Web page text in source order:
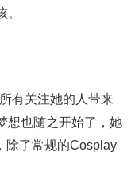
有关注她的人带来
想也随之开始了，她
除了常规的Cosplay